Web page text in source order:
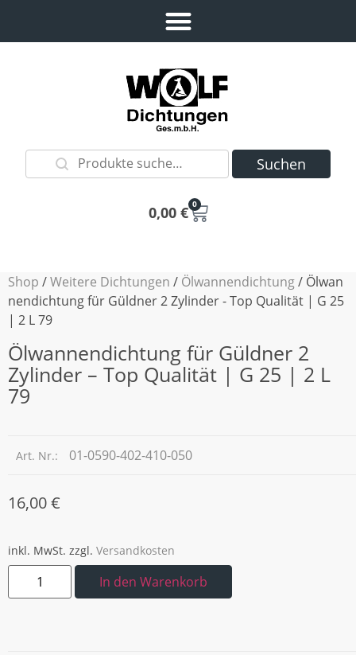
Suchen
0,00 € 0
Shop /Weitere Dichtungen / Ölwannendichtung/ Ölwan
nendichtung für Güldner 2 Zylinder - Top Qualität | G 25
| 2 L 79
Ölwannendichtung für Güldner 2
Zylinder – Top Qualität | G 25 | 2 L
79
Art. Nr.: 01-0590-402-410-050
16,00€
inkl. MwSt. zzgl. Versandkosten
In den Warenkorb